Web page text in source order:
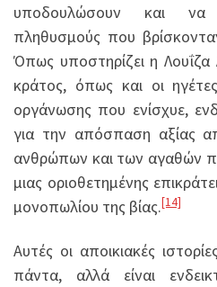
υποδουλώσουν και να
πληθυσμούς που
Όπως υποστηρίζει η
κράτος, όπως και οι
οργάνωσης που ενίσχυε,
για την απόσπαση αξίας
ανθρώπων και των αγαθών
μιας οριοθετημένης
μονοπωλίου της βίας.[14]
Αυτές οι αποικιακές
πάντα, αλλά είναι